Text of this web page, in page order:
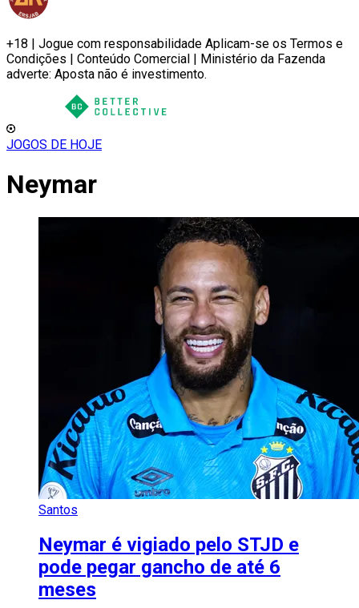
+18 | Jogue com responsabilidade Aplicam-se os Termos e
Condições | Conteúdo Comercial | Ministério da Fazenda
adverte: Aposta não é investimento.
JOGOS DE HOJE
Neymar
Santos
Neymar é vigiado pelo STJD e
pode pegar gancho de até 6
meses